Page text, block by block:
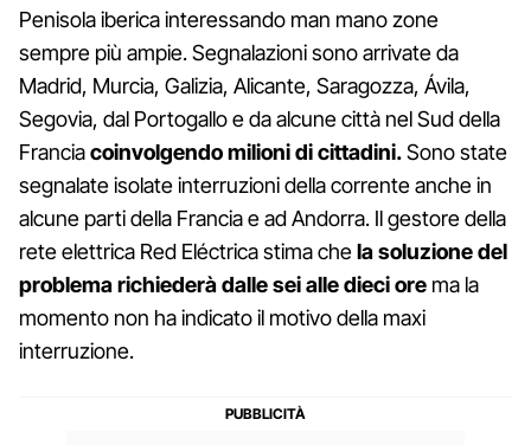
Penisola iberica interessando man mano zone
sempre più ampie. Segnalazioni sono arrivate da
Madrid, Murcia, Galizia, Alicante, Saragozza, Ávila,
Segovia, dal Portogallo e da alcune città nel Sud della
Franciacoinvolgendo milioni di cittadini.Sono state
segnalate isolate interruzioni della corrente anche in
alcune parti della Francia e ad Andorra. Il gestore della
rete elettrica Red Eléctrica stima chela soluzione del
problema richiederà dalle sei alle dieci ore ma la
momento non ha indicato il motivo della maxi
interruzione.